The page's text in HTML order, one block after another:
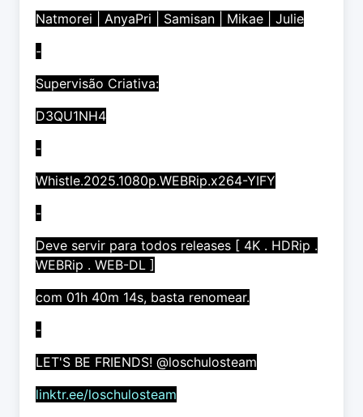
Natmorei | AnyaPri | Samisan | Mikae | Julie
-
Supervisão Criativa:
D3QU1NH4
-
Whistle.2025.1080p.WEBRip.x264-YIFY
-
Deve servir para todos releases [ 4K . HDRip .
WEBRip . WEB-DL ]
com 01h 40m 14s, basta renomear.
-
LET'S BE FRIENDS! @loschulosteam
linktr.ee/loschulosteam